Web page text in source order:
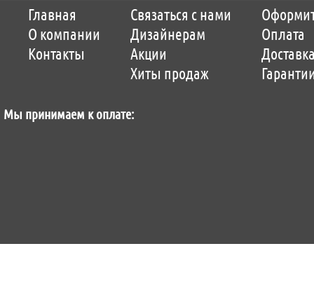
Главная
О компании
Контакты
Связаться с нами
Дизайнерам
Акции
Хиты продаж
Оплата
Мы принимаем к оплате:
Copyright © 2014-2026 Parquet-pol.ru. Разработка ItCompany
Продвижение сайтов by «ВзлЁт»